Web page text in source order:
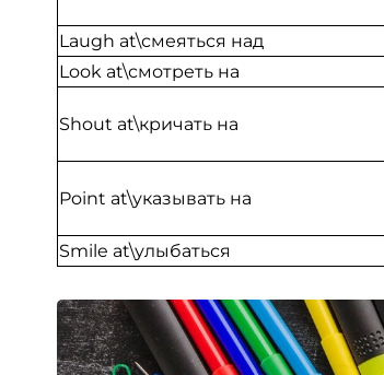
Laugh at\смеяться над
Look at\смотреть на
Shout at\кричать на
Point at\указывать на
Smile at\улыбаться